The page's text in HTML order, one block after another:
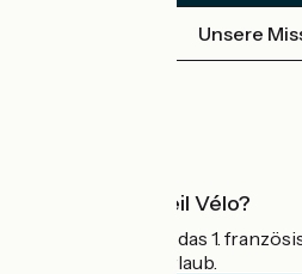
Unsere
Was ist Accueil Vélo?
Accueil Vélo ist das 1.
Radfahrer im Urlaub.